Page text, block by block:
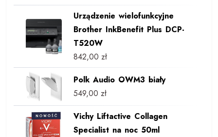
Urządzenie wielofunkcyjne
Brother InkBenefit Plus DCP-
T520W
842,00 zł
Polk Audio OWM3 biały
549,00 zł
Vichy Liftactive Collagen
Specialist na noc 50ml